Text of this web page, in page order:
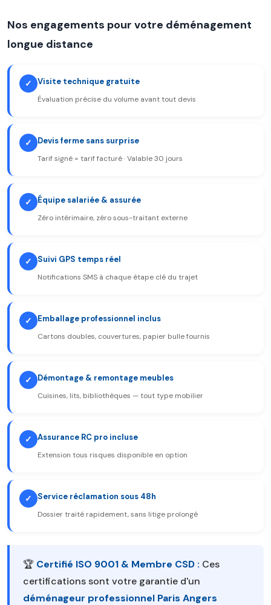
Nos engagements pour votre déménagement
longue distance
✓ Visite technique gratuite
Évaluation précise du volume avant tout devis
✓ Devis ferme sans surprise
Tarif signé = tarif facturé · Valable 30 jours
✓ Équipe salariée & assurée
Zéro intérimaire, zéro sous-traitant externe
✓ Suivi GPS temps réel
Notifications SMS à chaque étape clé du trajet
✓ Emballage professionnel inclus
Cartons doubles, couvertures, papier bulle fournis
✓ Démontage & remontage meubles
Cuisines, lits, bibliothèques — tout type mobilier
✓ Assurance RC pro incluse
Extension tous risques disponible en option
✓ Service réclamation sous 48h
Dossier traité rapidement, sans litige prolongé
🏆 Certifié ISO 9001 & Membre CSD : Ces
certifications sont votre garantie d'un
déménageur professionnel Paris Angers